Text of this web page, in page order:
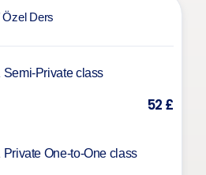
Özel Ders
Semi-Private class
52 £
Private One-to-One class